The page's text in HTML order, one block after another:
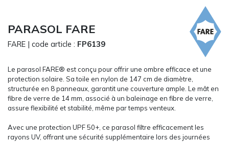
TECHNIQUES MARQUAGE
BLOG
MESSAGE
PARASOL FARE
FARE | code article : FP6139
Le parasol FARE® est conçu pour offrir une ombre efficace et une
protection solaire. Sa toile en nylon de 147 cm de diamètre,
structurée en 8 panneaux, garantit une couverture ample. Le mât en
fibre de verre de 14 mm, associé à un baleinage en fibre de verre,
assure flexibilité et stabilité, même par temps venteux.
Avec une protection UPF 50+, ce parasol filtre efficacement les
rayons UV, offrant une sécurité supplémentaire lors des journées